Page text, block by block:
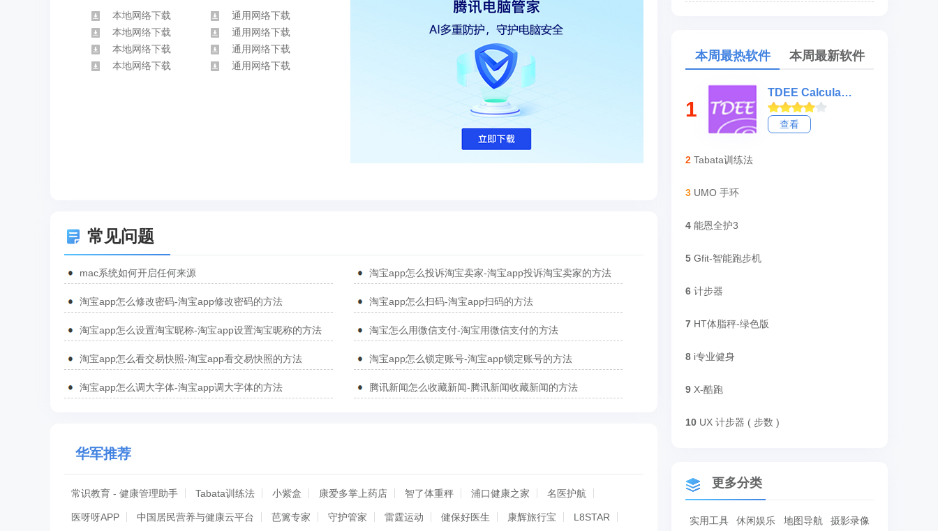
本地网络下载
通用网络下载
本地网络下载
通用网络下载
本地网络下载
通用网络下载
本地网络下载
通用网络下载
常见问题
mac系统如何开启任何来源 淘宝app怎么投诉淘宝卖家-淘宝app投诉淘宝卖家的方法
淘宝app怎么修改密码-淘宝app修改密码的方法 淘宝app怎么扫码-淘宝app扫码的方法
淘宝app怎么设置淘宝昵称-淘宝app设置淘宝昵称的方法 淘宝怎么用微信支付-淘宝用微信支付的方法
淘宝app怎么看交易快照-淘宝app看交易快照的方法 淘宝app怎么锁定账号-淘宝app锁定账号的方法
淘宝app怎么调大字体-淘宝app调大字体的方法 腾讯新闻怎么收藏新闻-腾讯新闻收藏新闻的方法
华军推荐
常识教育 - 健康管理助手 Tabata训练法 小紫盒 康爱多掌上药店 智了体重秤 浦口健康之家 名医护航
医呀呀APP 中国居民营养与健康云平台 芭篱专家 守护管家 雷霆运动 健保好医生 康辉旅行宝 L8STAR
本周最热软件 本周最新软件
1
TDEE Calculator - 每日消耗卡路里计算器
查看
2 Tabata训练法
3 UMO 手环
4 能恩全护3
5 Gfit-智能跑步机
6 计步器
7 HT体脂秤-绿色版
8 i专业健身
9 X-酷跑
10 UX 计步器 ( 步数 )
更多分类
实用工具 休闲娱乐 地图导航 摄影录像